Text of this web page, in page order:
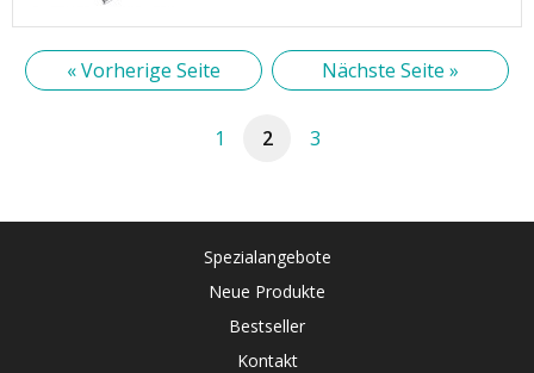
« Vorherige Seite Nächste Seite »
1 2 3
Spezialangebote
Neue Produkte
Bestseller
Kontakt